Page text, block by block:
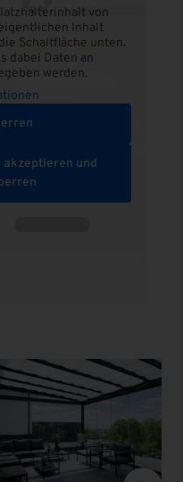
von
Inhalt
Schaltfläche unten.
dabei Daten an
werden.
und